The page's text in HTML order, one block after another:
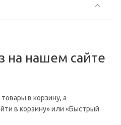
на нашем сайте
в корзину, а
в корзину» или «Быстрый